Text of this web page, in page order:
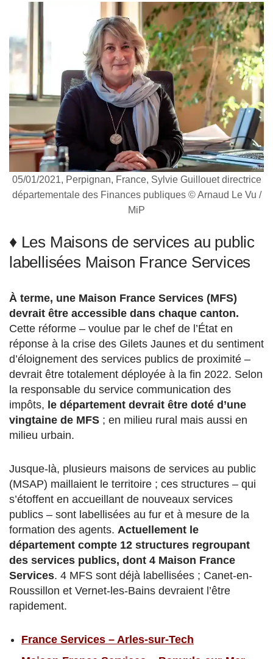
05/01/2021, Perpignan, France, Sylvie Guillouet directrice
départementale des Finances publiques © Arnaud Le Vu /
MiP
♦ Les Maisons de services au public
labellisées Maison France Services
À terme, une Maison France Services (MFS)
devrait être accessible dans chaque canton.
Cette réforme – voulue par le chef de l’État en
réponse à la crise des Gilets Jaunes et du sentiment
d’éloignement des services publics de proximité –
devrait être totalement déployée à la fin 2022. Selon
la responsable du service communication des
impôts, le département devrait être doté d’une
vingtaine de MFS ; en milieu rural mais aussi en
milieu urbain.
Jusque-là, plusieurs maisons de services au public
(MSAP) maillaient le territoire ; ces structures – qui
s’étoffent en accueillant de nouveaux services
publics – sont labellisées au fur et à mesure de la
formation des agents. Actuellement le
département compte 12 structures regroupant
des services publics, dont 4 Maison France
Services. 4 MFS sont déjà labellisées ; Canet-en-
Roussillon et Vernet-les-Bains devraient l’être
rapidement.
France Services – Arles-sur-Tech